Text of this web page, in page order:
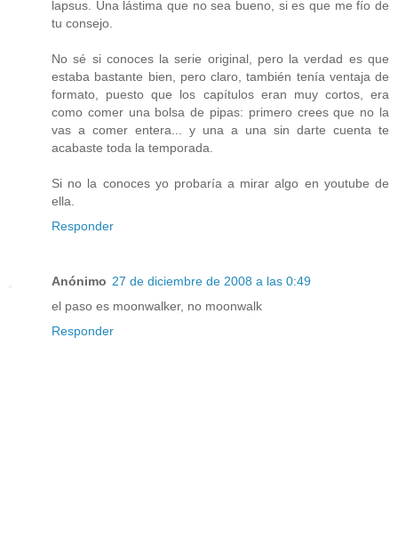
lapsus. Una lástima que no sea bueno, si es que me fío de
tu consejo.
No sé si conoces la serie original, pero la verdad es que
estaba bastante bien, pero claro, también tenía ventaja de
formato, puesto que los capítulos eran muy cortos, era
como comer una bolsa de pipas: primero crees que no la
vas a comer entera... y una a una sin darte cuenta te
acabaste toda la temporada.
Si no la conoces yo probaría a mirar algo en youtube de
ella.
Responder
Anónimo 27 de diciembre de 2008 a las 0:49
el paso es moonwalker, no moonwalk
Responder